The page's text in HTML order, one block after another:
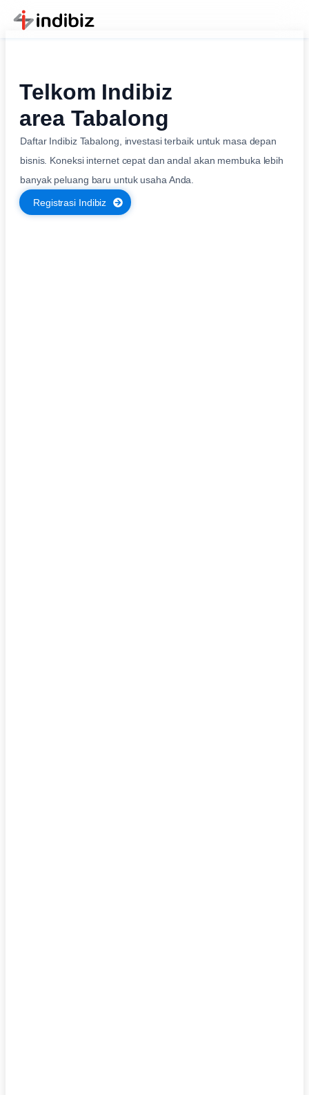
Telkom Indibiz
area Tabalong
Daftar Indibiz Tabalong, investasi terbaik untuk masa depan
bisnis. Koneksi internet cepat dan andal akan membuka lebih
banyak peluang baru untuk usaha Anda.
Registrasi Indibiz